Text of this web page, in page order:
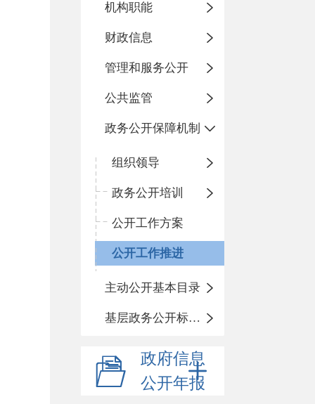
机构职能
财政信息
管理和服务公开
公共监管
政务公开保障机制
组织领导
政务公开培训
公开工作方案
公开工作推进
主动公开基本目录
基层政务公开标准化目录
政府信息
公开年报